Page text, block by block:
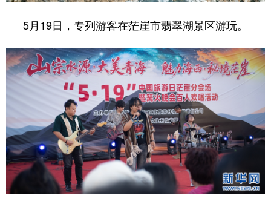
5月19日，专列游客在茫崖市翡翠湖景区游玩。